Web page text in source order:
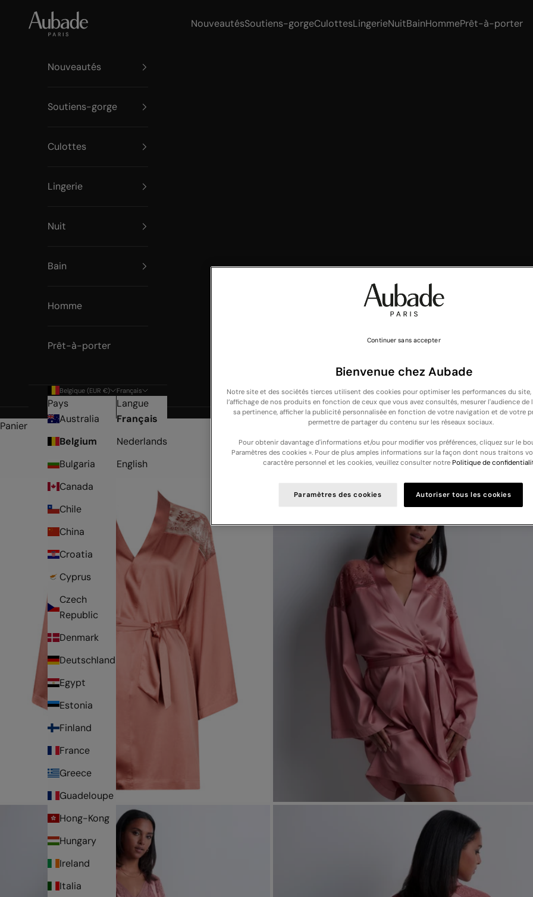
Aubade Paris
NouveautésSoutiens-gorgeCulottesLingerieNuitBainHommePrêt-à-porter
Nouveautés
Soutiens-gorge
Culottes
Lingerie
Nuit
Bain
Homme
Prêt-à-porter
Belgique (EUR €)
Pays
Australia
Belgium
Bulgaria
Canada
Chile
China
Croatia
Cyprus
Czech
Republic
Denmark
Deutschland
Egypt
Estonia
Finland
France
Greece
Guadeloupe
Hong-Kong
Hungary
Ireland
Italia
Français
Langue
Français
Nederlands
English
NOUVELLE COLLECTION :Découvrez nos nouveautés lingerie, bain et nuit
Panier
Votre panier est vide
Bienvenue chez Aubade
Notre site et des sociétés tierces utilisent des cookies pour optimiser les performances du site,
l’affichage de nos produits en fonction de ceux que vous avez consultés, mesurer l'audience
sa pertinence, afficher la publicité personnalisée en fonction de votre navigation et de votre
permettre de partager du contenu sur les réseaux sociaux.
Pour obtenir davantage d'informations et/ou pour modifier vos préférences, cliquez sur le
Paramètres des cookies ». Pour de plus amples informations sur la façon dont nous traitons
caractère personnel et les cookies, veuillez consulter notre Politique de
Paramètres des cookies Autoriser tous les cookies
Continuer sans accepter